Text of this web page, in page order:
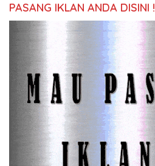
PASANG IKLAN ANDA DISINI !